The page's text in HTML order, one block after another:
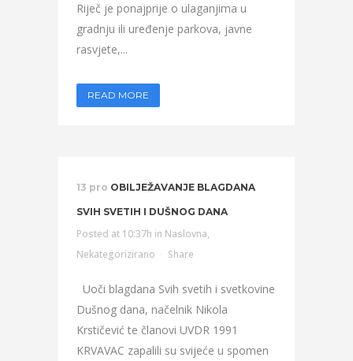
Riječ je ponajprije o ulaganjima u
gradnju ili uređenje parkova, javne
rasvjete,...
READ MORE
13 pro OBILJEŽAVANJE BLAGDANA
SVIH SVETIH I DUŠNOG DANA
Posted at 10:37h in Naslovna,
Nekategorizirano
Share
Uoči blagdana Svih svetih i svetkovine
Dušnog dana, načelnik Nikola
Krstičević te članovi UVDR 1991
KRVAVAC zapalili su svijeće u spomen